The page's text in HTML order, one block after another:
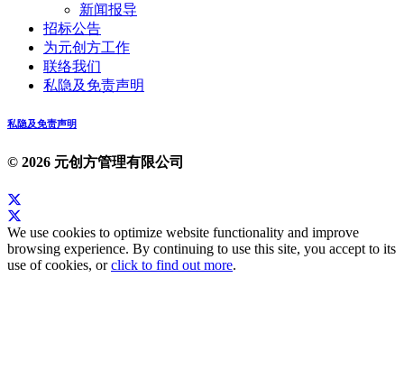
新闻报导
招标公告
为元创方工作
联络我们
私隐及免责声明
私隐及免责声明
© 2026 元创方管理有限公司
We use cookies to optimize website functionality and improve
browsing experience. By continuing to use this site, you accept to its
use of cookies, orclick to find out more.